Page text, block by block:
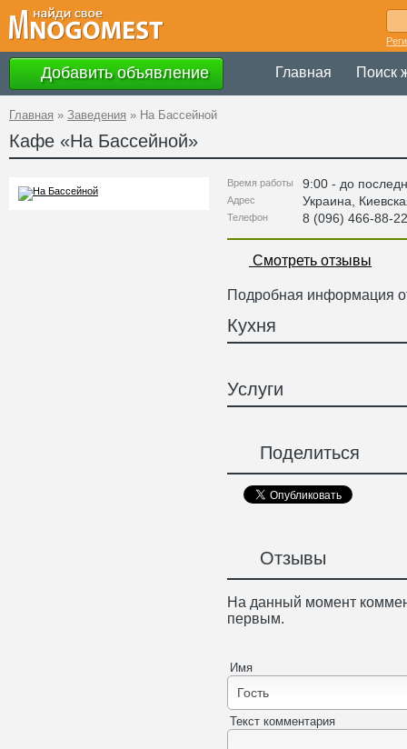
Добавить объявление Главная Поиск
Главная » Заведения » На Бассейной
Кафе «На Бассейной»
Время работы 9:00 - до
Адрес Украина
Телефон 8 (096) 466-88-22
Смотреть отзывы
Подробная информация
Кухня
Услуги
Поделиться
Отзывы
На данный момент
первым.
Имя
Текст комментария